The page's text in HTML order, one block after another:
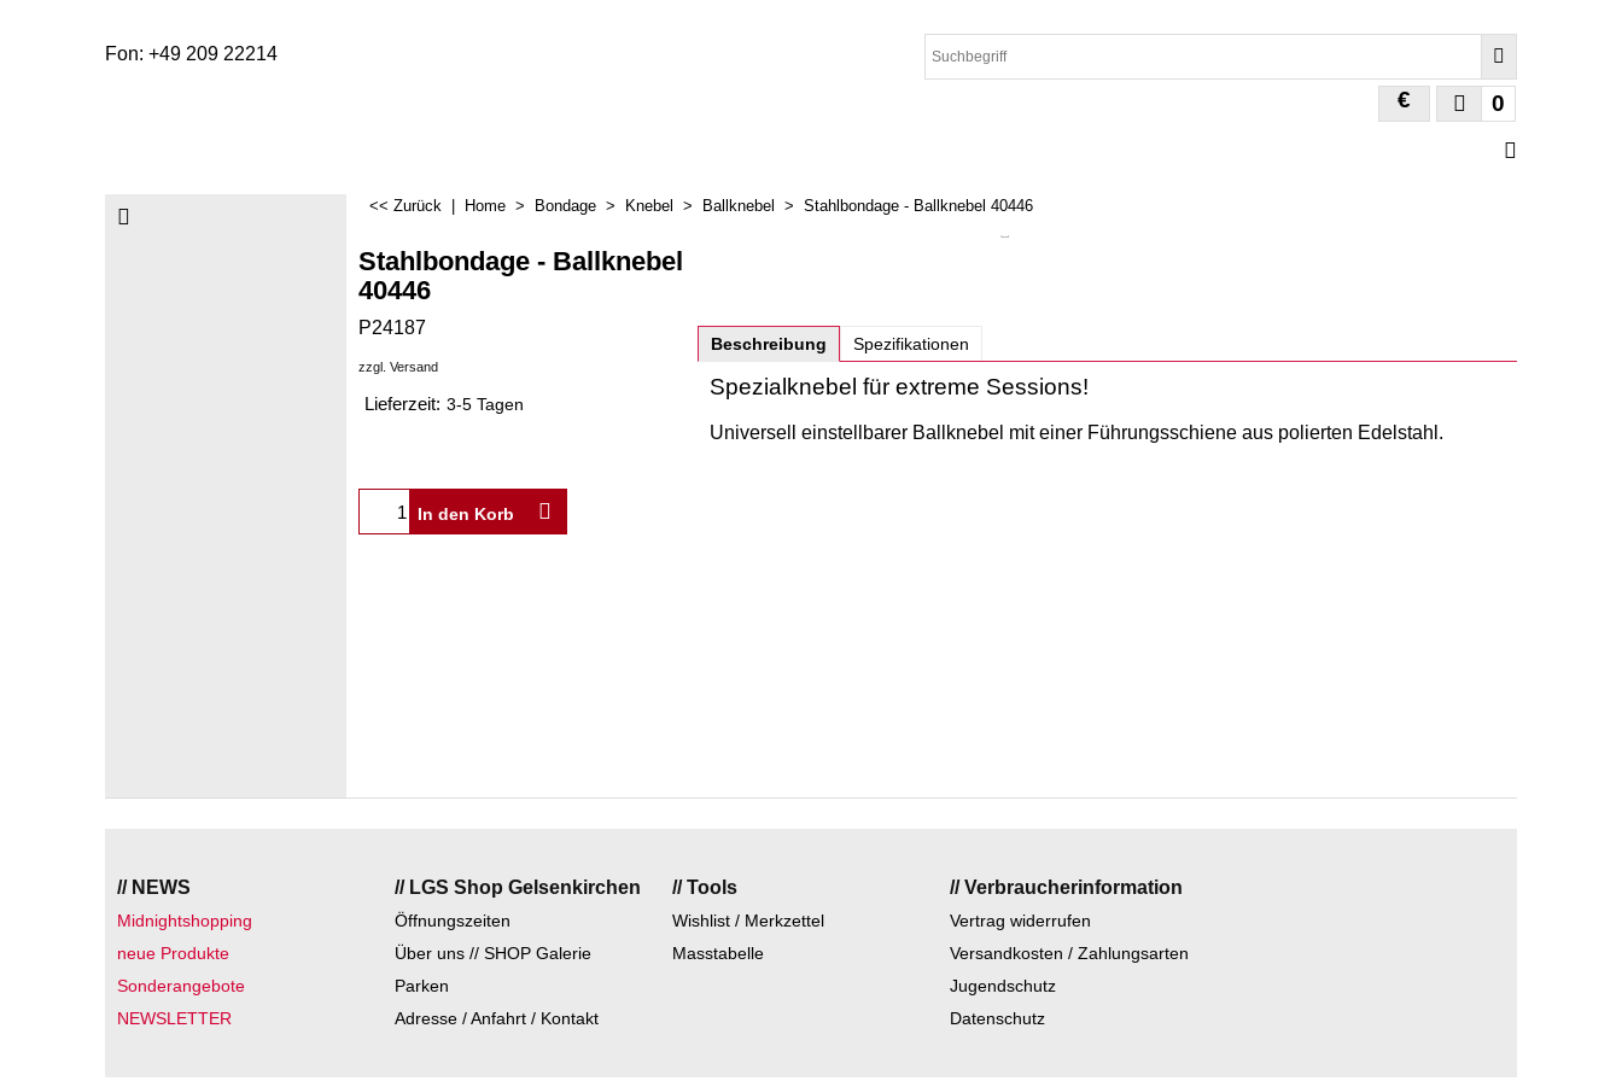
Fon: +49 209 22214
0
€
<< Zurück Home > Bondage > Knebel > Ballknebel > Stahlbondage - Ballknebel 40446
Stahlbondage - Ballknebel
40446
P24187
zzgl. Versand
Lieferzeit: 3-5 Tagen
In den Korb
Beschreibung Spezifikationen
Spezialknebel für extreme Sessions!
Universell einstellbarer Ballknebel mit einer Führungsschiene aus polierten Edelstahl.
// NEWS
Midnightshopping
neue Produkte
Sonderangebote
NEWSLETTER
// LGS Shop Gelsenkirchen
Öffnungszeiten
Über uns // SHOP Galerie
Parken
Adresse / Anfahrt / Kontakt
// Tools
Wishlist / Merkzettel
Masstabelle
// Verbraucherinformation
Vertrag widerrufen
Versandkosten / Zahlungsarten
Jugendschutz
Datenschutz